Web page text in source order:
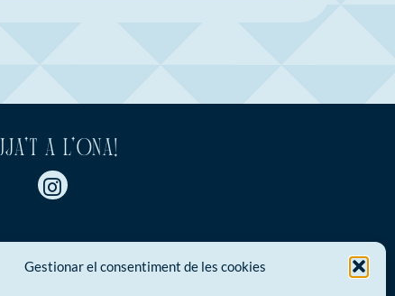
Gestionar el consentiment de les cookies
A L'ONA!